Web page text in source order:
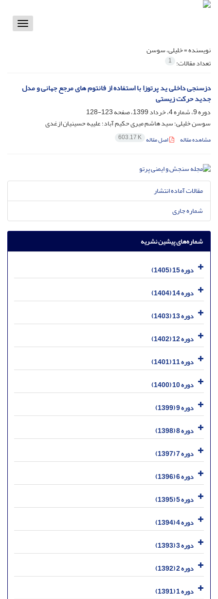
Toggle
نویسنده =خلیلی، سوسن
تعداد مقالات: 1
دزسنجی داخلی ید پرتوزا با استفاده از فانتوم های مرجع جهانی و مدل
جدید حرکت زیستی
دوره 9، شماره 4، خرداد 1399، صفحه
123-128
سوسن خلیلی؛ سید هاشم میری حکیم آباد؛ علییه حسینیان ازغدی
مشاهده مقاله اصل مقاله 603.17 K
مقالات آماده انتشار
شماره جاری
شماره‌های پیشین نشریه
دوره 15 (1405)
دوره 14 (1404)
دوره 13 (1403)
دوره 12 (1402)
دوره 11 (1401)
دوره 10 (1400)
دوره 9 (1399)
دوره 8 (1398)
دوره 7 (1397)
دوره 6 (1396)
دوره 5 (1395)
دوره 4 (1394)
دوره 3 (1393)
دوره 2 (1392)
دوره 1 (1391)